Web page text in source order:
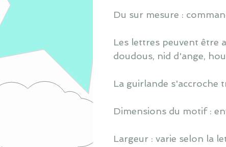
Du sur mesure :
Les lettres peuvent être
doudous, nid d'ange,
La guirlande s'accroche
Dimensions du motif :
Largeur : varie selon la